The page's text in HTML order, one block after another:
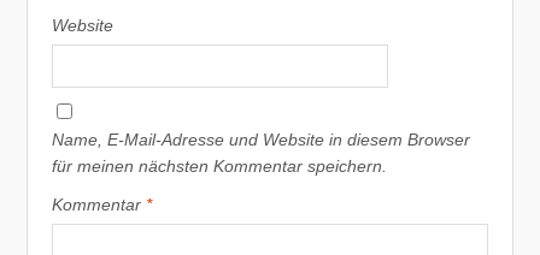
Website
Name, E-Mail-Adresse und Website in diesem Browser
für meinen nächsten Kommentar speichern.
Kommentar *